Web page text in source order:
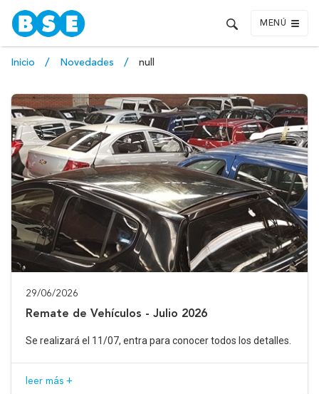
MENÚ
Inicio Novedades null
29/06/2026
Remate de Vehículos - Julio 2026
Se realizará el 11/07, entra para conocer todos los detalles.
leer más +